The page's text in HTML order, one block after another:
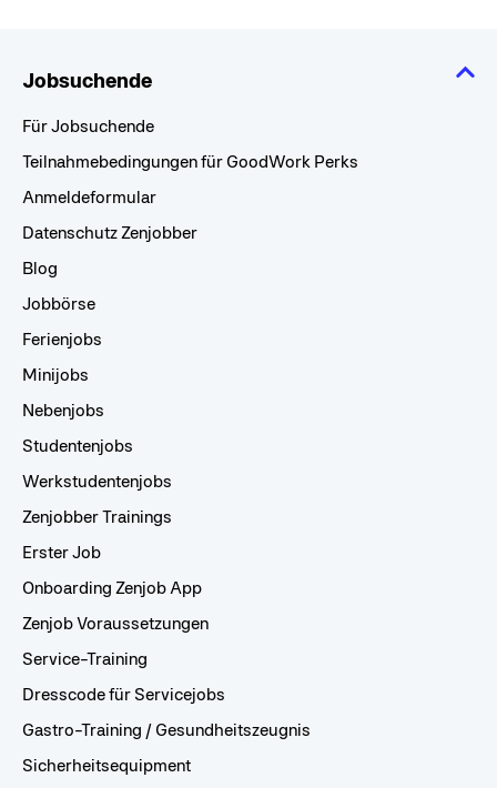
Jobsuchende
Für Jobsuchende
Teilnahmebedingungen für GoodWork Perks
Anmeldeformular
Datenschutz Zenjobber
Blog
Jobbörse
Ferienjobs
Minijobs
Nebenjobs
Studentenjobs
Werkstudentenjobs
Zenjobber Trainings
Erster Job
Onboarding Zenjob App
Zenjob Voraussetzungen
Service-Training
Dresscode für Servicejobs
Gastro-Training / Gesundheitszeugnis
Sicherheitsequipment